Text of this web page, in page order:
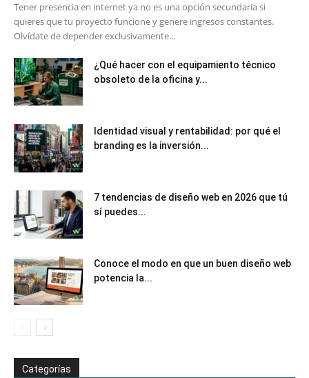
​Tener presencia en internet ya no es una opción secundaria si
quieres que tu proyecto funcione y genere ingresos constantes.
Olvídate de depender exclusivamente...
¿Qué hacer con el equipamiento técnico
obsoleto de la oficina y...
Identidad visual y rentabilidad: por qué el
branding es la inversión...
7 tendencias de diseño web en 2026 que tú
sí puedes...
Conoce el modo en que un buen diseño web
potencia la...
Categorías